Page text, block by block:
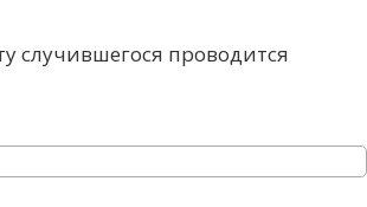
Я
случившегося проводится